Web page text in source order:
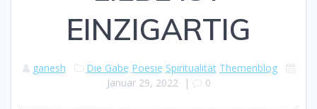
EINZIGARTIG
ganesh Die Gabe Poesie Spiritualität Themenblog
Januar 29, 2022 | 0